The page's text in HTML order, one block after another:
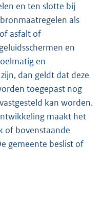
en ten slotte bij
als
asfalt of
en
en
dan geldt dat deze
toegepast nog
kan worden.
maakt het
of bovenstaande
gemeente beslist of